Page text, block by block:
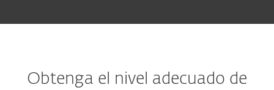
Obtenga el nivel adecuado de